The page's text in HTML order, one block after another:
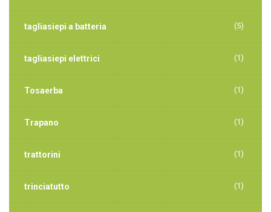
tagliasiepi a batteria (5)
tagliasiepi elettrici (1)
Tosaerba (1)
Trapano (1)
trattorini (1)
trinciatutto (1)